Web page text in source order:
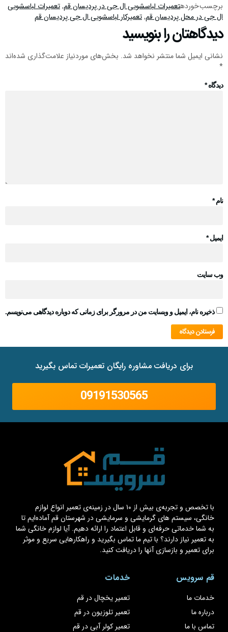
برچسب خوردهتعمیرات لباسشویی ال جی در پردیسان قم,تعمیرات لباسشویی
ال جی در محل پردیسان قم,تعمیرکار لباسشویی ال جی پردیسان قم
دیدگاهتان را بنویسید
نشانی ایمیل شما منتشر نخواهد شد. بخش‌های موردنیاز علامت‌گذاری شده‌اند
*
دیدگاه*
نام*
ایمیل*
وب‌ سایت
ذخیره نام، ایمیل و وبسایت من در مرورگر برای زمانی که دوباره دیدگاهی می‌نویسم.
برای دریافت مشاوره رایگان تعمیرات تماس بگیرید
09191530565
با تخصص و تجربه‌ی بیش از ۱۰ سال در زمینه‌ی تعمیر انواع لوازم
خانگی، سیستم های گرمایشی و سرمایشی در شهرستان قم آماده‌ایم تا
به شما خدماتی حرفه‌ای و قابل اعتماد را ارائه دهیم. آیا لوازم خانگی شما
به تعمیر نیاز دارند؟ با تیم ما تماس بگیرید و راهکارهایی سریع و موثر
برای تعمیر و بازسازی آنها را دریافت کنید.
قم سرویس
خدمات ما
درباره ما
تماس با ما
خدمات
تعمیر یخچال در قم
تعمیر تلوزیون در قم
تعمیر کولر آبی در قم